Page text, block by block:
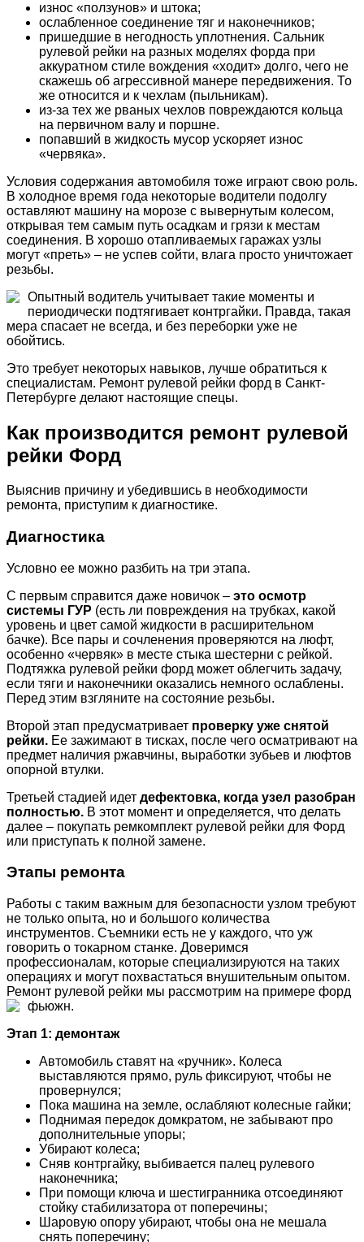
износ «ползунов» и штока;
ослабленное соединение тяг и наконечников;
пришедшие в негодность уплотнения. Сальник
рулевой рейки на разных моделях форда при
аккуратном стиле вождения «ходит» долго, чего не
скажешь об агрессивной манере передвижения. То
же относится и к чехлам (пыльникам).
из-за тех же рваных чехлов повреждаются кольца
на первичном валу и поршне.
попавший в жидкость мусор ускоряет износ
«червяка».
Условия содержания автомобиля тоже играют свою роль.
В холодное время года некоторые водители подолгу
оставляют машину на морозе с вывернутым колесом,
открывая тем самым путь осадкам и грязи к местам
соединения. В хорошо отапливаемых гаражах узлы
могут «преть» – не успев сойти, влага просто уничтожает
резьбы.
Опытный водитель учитывает такие моменты и
периодически подтягивает контргайки. Правда, такая
мера спасает не всегда, и без переборки уже не
обойтись.
Это требует некоторых навыков, лучше обратиться к
специалистам. Ремонт рулевой рейки форд в Санкт-
Петербурге делают настоящие спецы.
Как производится ремонт рулевой
рейки Форд
Выяснив причину и убедившись в необходимости
ремонта, приступим к диагностике.
Диагностика
Условно ее можно разбить на три этапа.
С первым справится даже новичок – это осмотр
системы ГУР (есть ли повреждения на трубках, какой
уровень и цвет самой жидкости в расширительном
бачке). Все пары и сочленения проверяются на люфт,
особенно «червяк» в месте стыка шестерни с рейкой.
Подтяжка рулевой рейки форд может облегчить задачу,
если тяги и наконечники оказались немного ослаблены.
Перед этим взгляните на состояние резьбы.
Второй этап предусматривает проверку уже снятой
рейки. Ее зажимают в тисках, после чего осматривают на
предмет наличия ржавчины, выработки зубьев и люфтов
опорной втулки.
Третьей стадией идет дефектовка, когда узел разобран
полностью. В этот момент и определяется, что делать
далее – покупать ремкомплект рулевой рейки для Форд
или приступать к полной замене.
Этапы ремонта
Работы с таким важным для безопасности узлом требуют
не только опыта, но и большого количества
инструментов. Съемники есть не у каждого, что уж
говорить о токарном станке. Доверимся
профессионалам, которые специализируются на таких
операциях и могут похвастаться внушительным опытом.
Ремонт рулевой рейки мы рассмотрим на примере форд
фьюжн.
Этап 1: демонтаж
Автомобиль ставят на «ручник». Колеса
выставляются прямо, руль фиксируют, чтобы не
провернулся;
Пока машина на земле, ослабляют колесные гайки;
Поднимая передок домкратом, не забывают про
дополнительные упоры;
Убирают колеса;
Сняв контргайку, выбивается палец рулевого
наконечника;
При помощи ключа и шестигранника отсоединяют
стойку стабилизатора от поперечины;
Шаровую опору убирают, чтобы она не мешала
снять поперечину;